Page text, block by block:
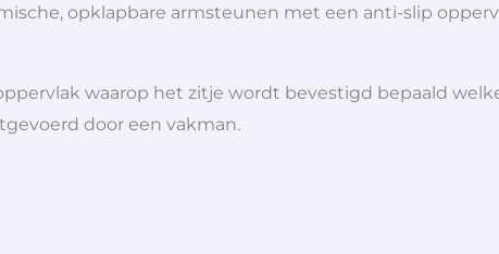
opklapbare armsteunen met een anti-slip
waarop het zitje wordt bevestigd bepaald
door een vakman.